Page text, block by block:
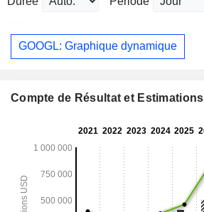
GOOGL: Graphique dynamique
Compte de Résultat et Estimations